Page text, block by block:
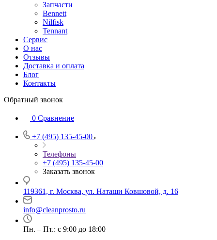
Запчасти
Bennett
Nilfisk
Tennant
Сервис
О нас
Отзывы
Доставка и оплата
Блог
Контакты
Обратный звонок
0 Сравнение
+7 (495) 135-45-00
Телефоны
+7 (495) 135-45-00
Заказать звонок
119361, г. Москва, ул. Наташи Ковшовой, д. 16
info@cleanprosto.ru
Пн. – Пт.: с 9:00 до 18:00